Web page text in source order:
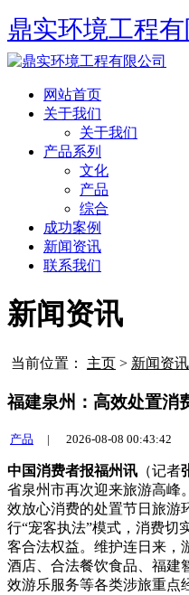
鼎实环境工程有
网站首页
关于我们
关于我们
产品系列
文化
产品
综合
成功案例
新闻资讯
联系我们
新闻资讯
当前位置： 主页 > 新闻资讯
福建泉州：高效处置消
产品 | 2026-08-08 00:43:42
中国消费者报福州讯 （记者
省泉州市再次迎来旅游高峰
效放心消费的处置节日旅游
行“宠客执法”模式，消费切
客合法权益。维护连日来，
酒店、合法餐饮食品、福建
效游乐服务等各类涉旅重点